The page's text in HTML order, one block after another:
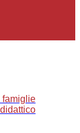
famiglie